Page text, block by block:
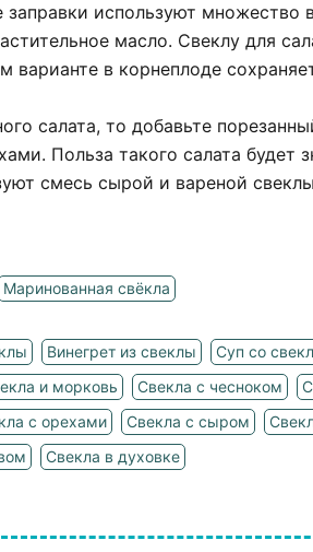
используют множество
масло. Свеклу для
варианте в корнеплоде
салата, то добавьте
Польза такого салата будет
смесь сырой и вареной
Маринованная свёкла
Винегрет из свеклы Суп со
и морковь Свекла с чесноком
с орехами Свекла с сыром
Свекла в духовке